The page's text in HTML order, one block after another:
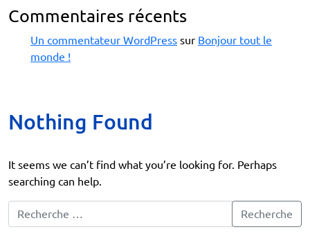
Commentaires récents
Un commentateur WordPress sur Bonjour tout le
monde !
Nothing Found
It seems we can’t find what you’re looking for. Perhaps
searching can help.
Recherche